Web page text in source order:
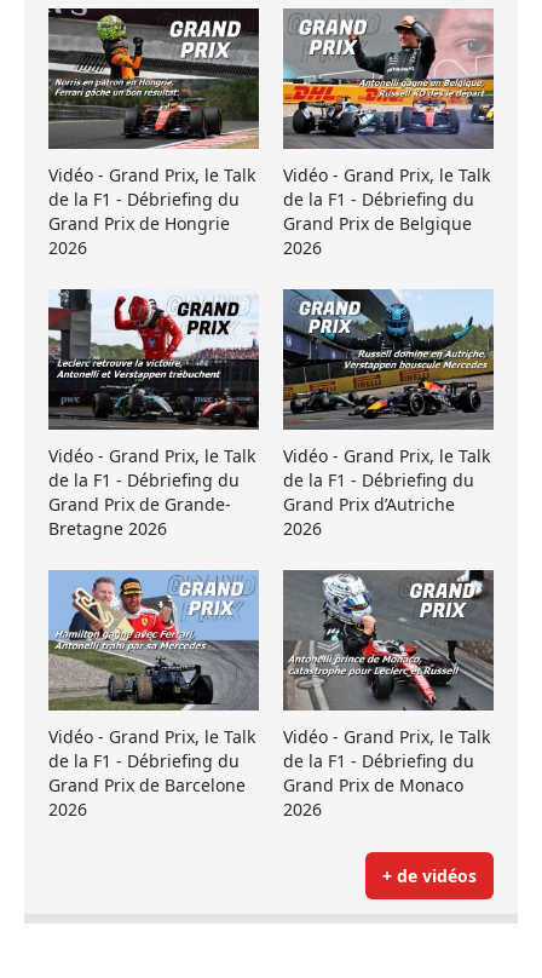
Vidéo - Grand Prix, le Talk
de la F1 - Débriefing du
Grand Prix de Hongrie
2026
Vidéo - Grand Prix, le Talk
de la F1 - Débriefing du
Grand Prix de Belgique
2026
Vidéo - Grand Prix, le Talk
de la F1 - Débriefing du
Grand Prix de Grande-
Bretagne 2026
Vidéo - Grand Prix, le Talk
de la F1 - Débriefing du
Grand Prix d’Autriche
2026
Vidéo - Grand Prix, le Talk
de la F1 - Débriefing du
Grand Prix de Barcelone
2026
Vidéo - Grand Prix, le Talk
de la F1 - Débriefing du
Grand Prix de Monaco
2026
+ de vidéos